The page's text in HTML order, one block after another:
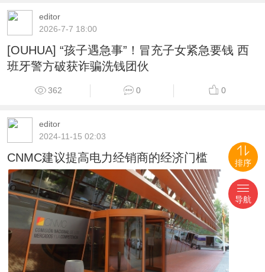
editor
2026-7-7 18:00
[OUHUA] “孩子遇急事”！冒充子女紧急要钱 西
班牙警方破获诈骗洗钱团伙
362 0 0
editor
2024-11-15 02:03
CNMC建议提高电力经销商的经济门槛 排序
导航